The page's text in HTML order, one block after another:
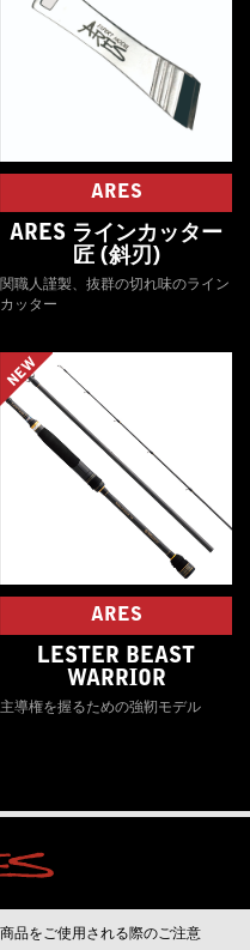
ARES
ARES ラインカッター
匠 (斜刃)
関職人謹製、抜群の切れ味のライン
カッター
NEW
ARES
LESTER BEAST
WARRIOR
主導権を握るための強靭モデル
商品をご使用される際のご注意